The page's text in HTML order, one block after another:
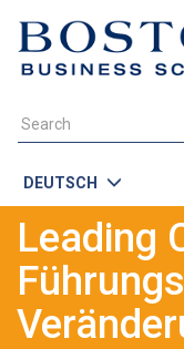
DEUTSCH
Leading